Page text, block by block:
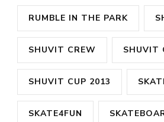
RUMBLE IN THE PARK
SHUVIT CREW SHUVIT
SHUVIT CUP 2013
SKATE4FUN